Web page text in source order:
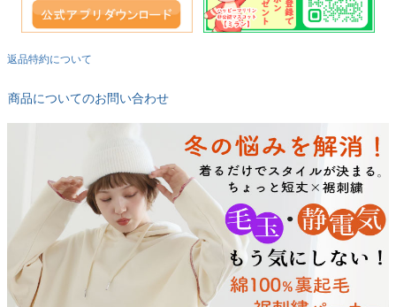
返品特約について
商品についてのお問い合わせ